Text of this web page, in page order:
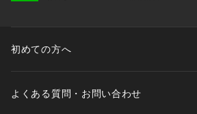
初めての方へ
よくある質問・お問い合わせ